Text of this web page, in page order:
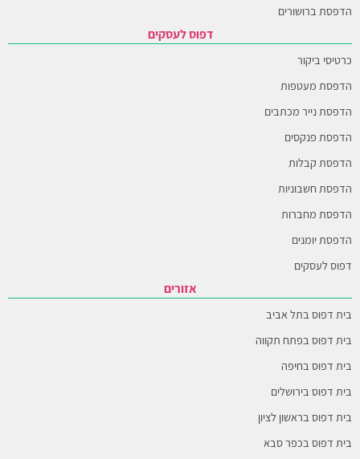
הדפסת ברושורים
דפוס לעסקים
כרטיסי ביקור
הדפסת מעטפות
הדפסת נייר מכתבים
הדפסת פנקסים
הדפסת קבלות
הדפסת חשבוניות
הדפסת מחברות
הדפסת יומנים
דפוס לעסקים
אזורים
בית דפוס בתל אביב
בית דפוס בפתח תקווה
בית דפוס בחיפה
בית דפוס בירושלים
בית דפוס בראשון לציון
בית דפוס בכפר סבא